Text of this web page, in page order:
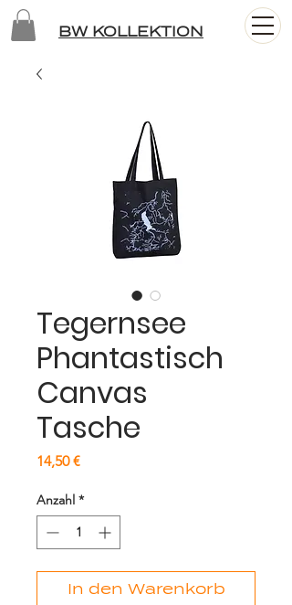
BW KOLLEKTION
Tegernsee
Phantastisch
Canvas
Tasche
14,50 €Preis
Anzahl *
In den Warenkorb